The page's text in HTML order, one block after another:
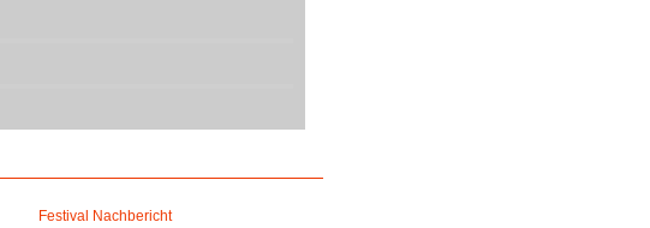
Festival Nachbericht